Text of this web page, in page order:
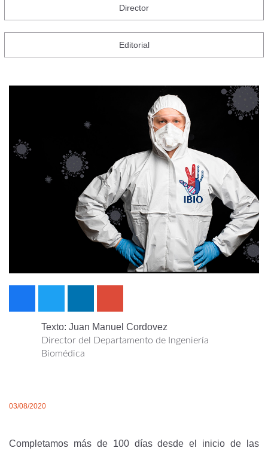
Director
Editorial
Texto: Juan Manuel Cordovez
Director del Departamento de Ingeniería
Biomédica
03/08/2020
Completamos más de 100 días desde el inicio de las